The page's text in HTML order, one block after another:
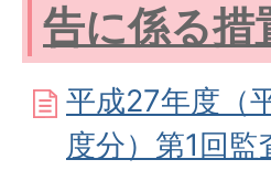
告に係る措
平成27年度（
度分）第1回監